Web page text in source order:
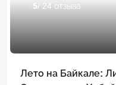
5/ 24 отзыва
Лето на Байкале: